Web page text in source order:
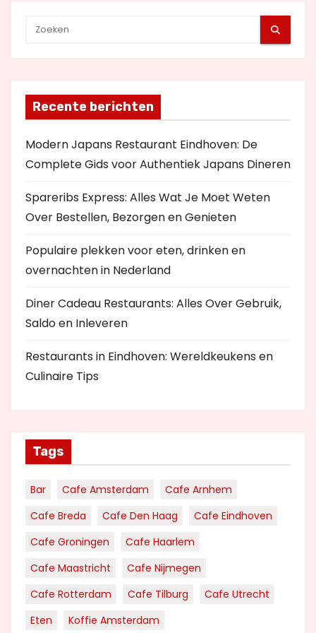
Recente berichten
Modern Japans Restaurant Eindhoven: De
Complete Gids voor Authentiek Japans Dineren
Spareribs Express: Alles Wat Je Moet Weten
Over Bestellen, Bezorgen en Genieten
Populaire plekken voor eten, drinken en
overnachten in Nederland
Diner Cadeau Restaurants: Alles Over Gebruik,
Saldo en Inleveren
Restaurants in Eindhoven: Wereldkeukens en
Culinaire Tips
Tags
Bar Cafe Amsterdam
Cafe Arnhem
Cafe Breda
Cafe Den Haag
Cafe Eindhoven
Cafe Groningen
Cafe Haarlem
Cafe Maastricht
Cafe Nijmegen
Cafe Rotterdam
Cafe Tilburg
Cafe Utrecht
Eten
Koffie Amsterdam